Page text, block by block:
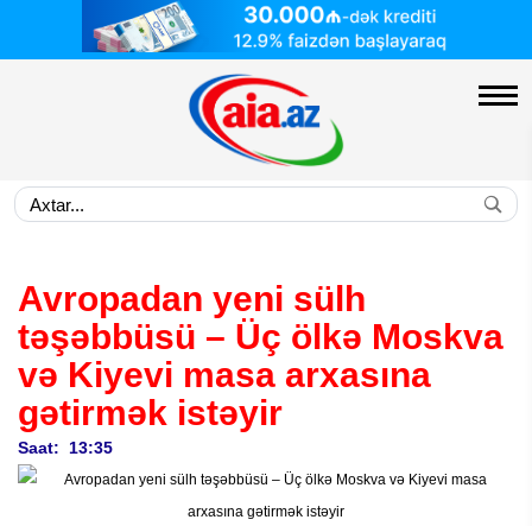
Avropadan yeni sülh
təşəbbüsü – Üç ölkə Moskva
və Kiyevi masa arxasına
gətirmək istəyir
Saat: 13:35